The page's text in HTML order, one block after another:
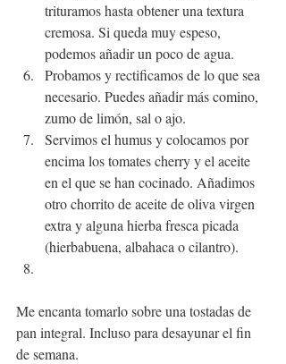
trituramos hasta obtener una textura
cremosa. Si queda muy espeso,
podemos añadir un poco de agua.
Probamos y rectificamos de lo que sea
necesario. Puedes añadir más comino,
zumo de limón, sal o ajo.
Servimos el humus y colocamos por
encima los tomates cherry y el aceite
en el que se han cocinado. Añadimos
otro chorrito de aceite de oliva virgen
extra y alguna hierba fresca picada
(hierbabuena, albahaca o cilantro).
Me encanta tomarlo sobre una tostadas de
pan integral. Incluso para desayunar el fin
de semana.